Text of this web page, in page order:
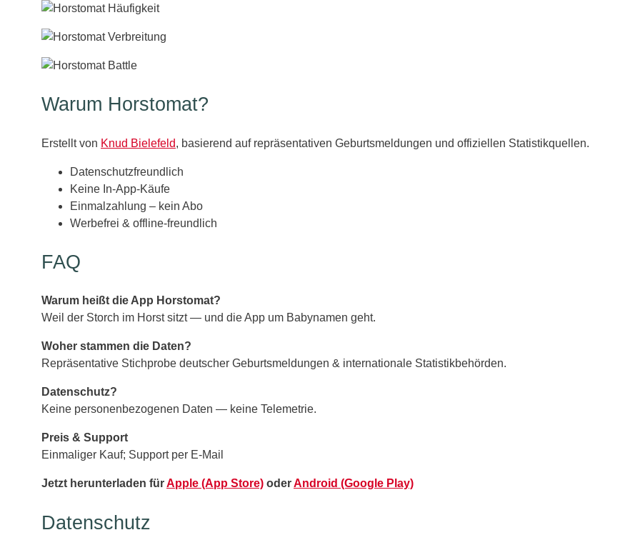
Warum Horstomat?
Erstellt von Knud Bielefeld, basierend auf repräsentativen Geburtsmeldungen und offiziellen Statistikquellen.
Datenschutzfreundlich
Keine In‑App‑Käufe
Einmalzahlung – kein Abo
Werbefrei & offline‑freundlich
FAQ
Warum heißt die App Horstomat?
Weil der Storch im Horst sitzt — und die App um Babynamen geht.
Woher stammen die Daten?
Repräsentative Stichprobe deutscher Geburtsmeldungen & internationale Statistikbehörden.
Datenschutz?
Keine personenbezogenen Daten — keine Telemetrie.
Preis & Support
Einmaliger Kauf; Support per E‑Mail
Jetzt herunterladen fürApple (App Store) oderAndroid (Google Play)
Datenschutz